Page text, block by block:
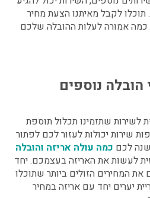
6,000 שקלים. תוכלו לקבל מאיתנו הצעת מחיר
כמה אמורה לעלות ההובלה שלכם
הובלה נוספים
לשירות שתזמינו תכלול תוספת
שירות יכולות לעזור לכם לפתור
לכם כמה עולה אריזה והובלה
לעשות את האריזה בעצמכם. יחד
המחירים הזולים ביותר שתוכלו
יערים יחד עם אריזה במחיר